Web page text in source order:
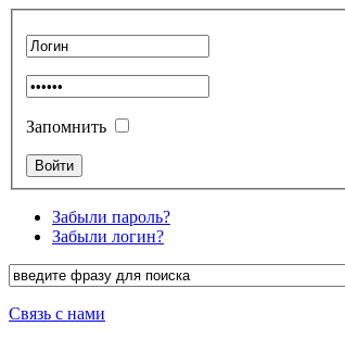
Запомнить
Забыли пароль?
Забыли логин?
Связь с нами